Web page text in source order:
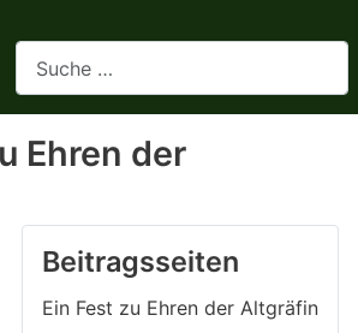
Ehren der
Beitragsseiten
Ein Fest zu Ehren der Altgräfin